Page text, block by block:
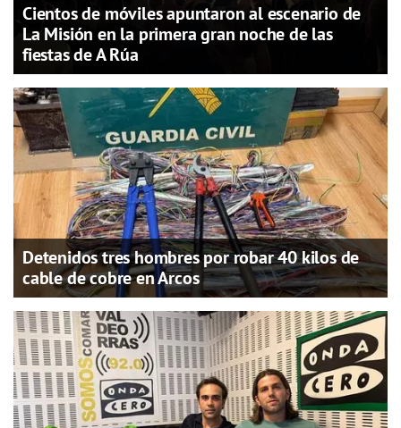
Cientos de móviles apuntaron al escenario de
La Misión en la primera gran noche de las
fiestas de A Rúa
Detenidos tres hombres por robar 40 kilos de
cable de cobre en Arcos